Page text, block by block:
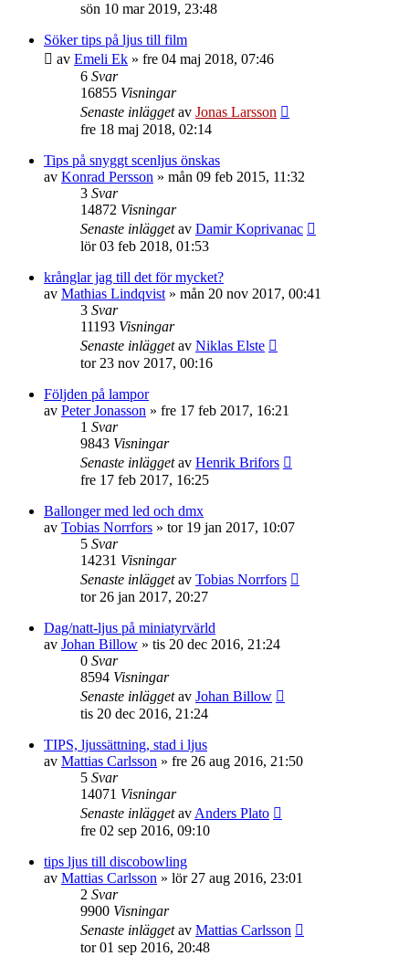
sön 10 mar 2019, 23:48
Söker tips på ljus till film
av Emeli Ek » fre 04 maj 2018, 07:46
6 Svar
16855 Visningar
Senaste inläggetav Jonas Larsson
fre 18 maj 2018, 02:14
Tips på snyggt scenljus önskas
av Konrad Persson » mån 09 feb 2015, 11:32
3 Svar
14872 Visningar
Senaste inläggetav Damir Koprivanac
lör 03 feb 2018, 01:53
krånglar jag till det för mycket?
av Mathias Lindqvist » mån 20 nov 2017, 00:41
3 Svar
11193 Visningar
Senaste inläggetav Niklas Elste
tor 23 nov 2017, 00:16
Följden på lampor
av Peter Jonasson » fre 17 feb 2017, 16:21
1 Svar
9843 Visningar
Senaste inläggetav Henrik Brifors
fre 17 feb 2017, 16:25
Ballonger med led och dmx
av Tobias Norrfors » tor 19 jan 2017, 10:07
5 Svar
14231 Visningar
Senaste inläggetav Tobias Norrfors
tor 26 jan 2017, 20:27
Dag/natt-ljus på miniatyrvärld
av Johan Billow » tis 20 dec 2016, 21:24
0 Svar
8594 Visningar
Senaste inläggetav Johan Billow
tis 20 dec 2016, 21:24
TIPS, ljussättning, stad i ljus
av Mattias Carlsson » fre 26 aug 2016, 21:50
5 Svar
14071 Visningar
Senaste inläggetav Anders Plato
fre 02 sep 2016, 09:10
tips ljus till discobowling
av Mattias Carlsson » lör 27 aug 2016, 23:01
2 Svar
9900 Visningar
Senaste inläggetav Mattias Carlsson
tor 01 sep 2016, 20:48